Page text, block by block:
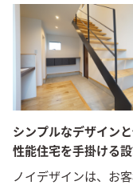
シンプルなデザイン
性能住宅を手掛ける
ノイデザインは、お